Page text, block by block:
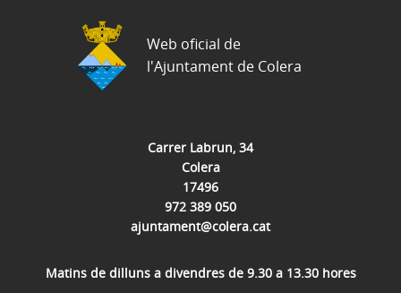
Carrer Labrun, 34
Colera
17496
972 389 050
ajuntament@colera.cat
Matins de dilluns a divendres de 9.30 a 13.30 hores
Web oficial de
l'Ajuntament de Colera